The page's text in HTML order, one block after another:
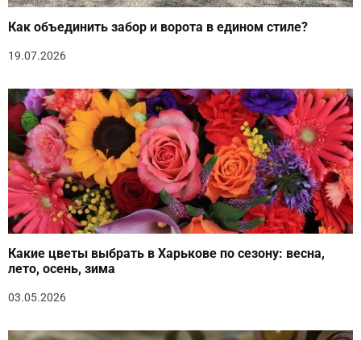
Как объединить забор и ворота в едином стиле?
19.07.2026
Какие цветы выбрать в Харькове по сезону: весна,
лето, осень, зима
03.05.2026